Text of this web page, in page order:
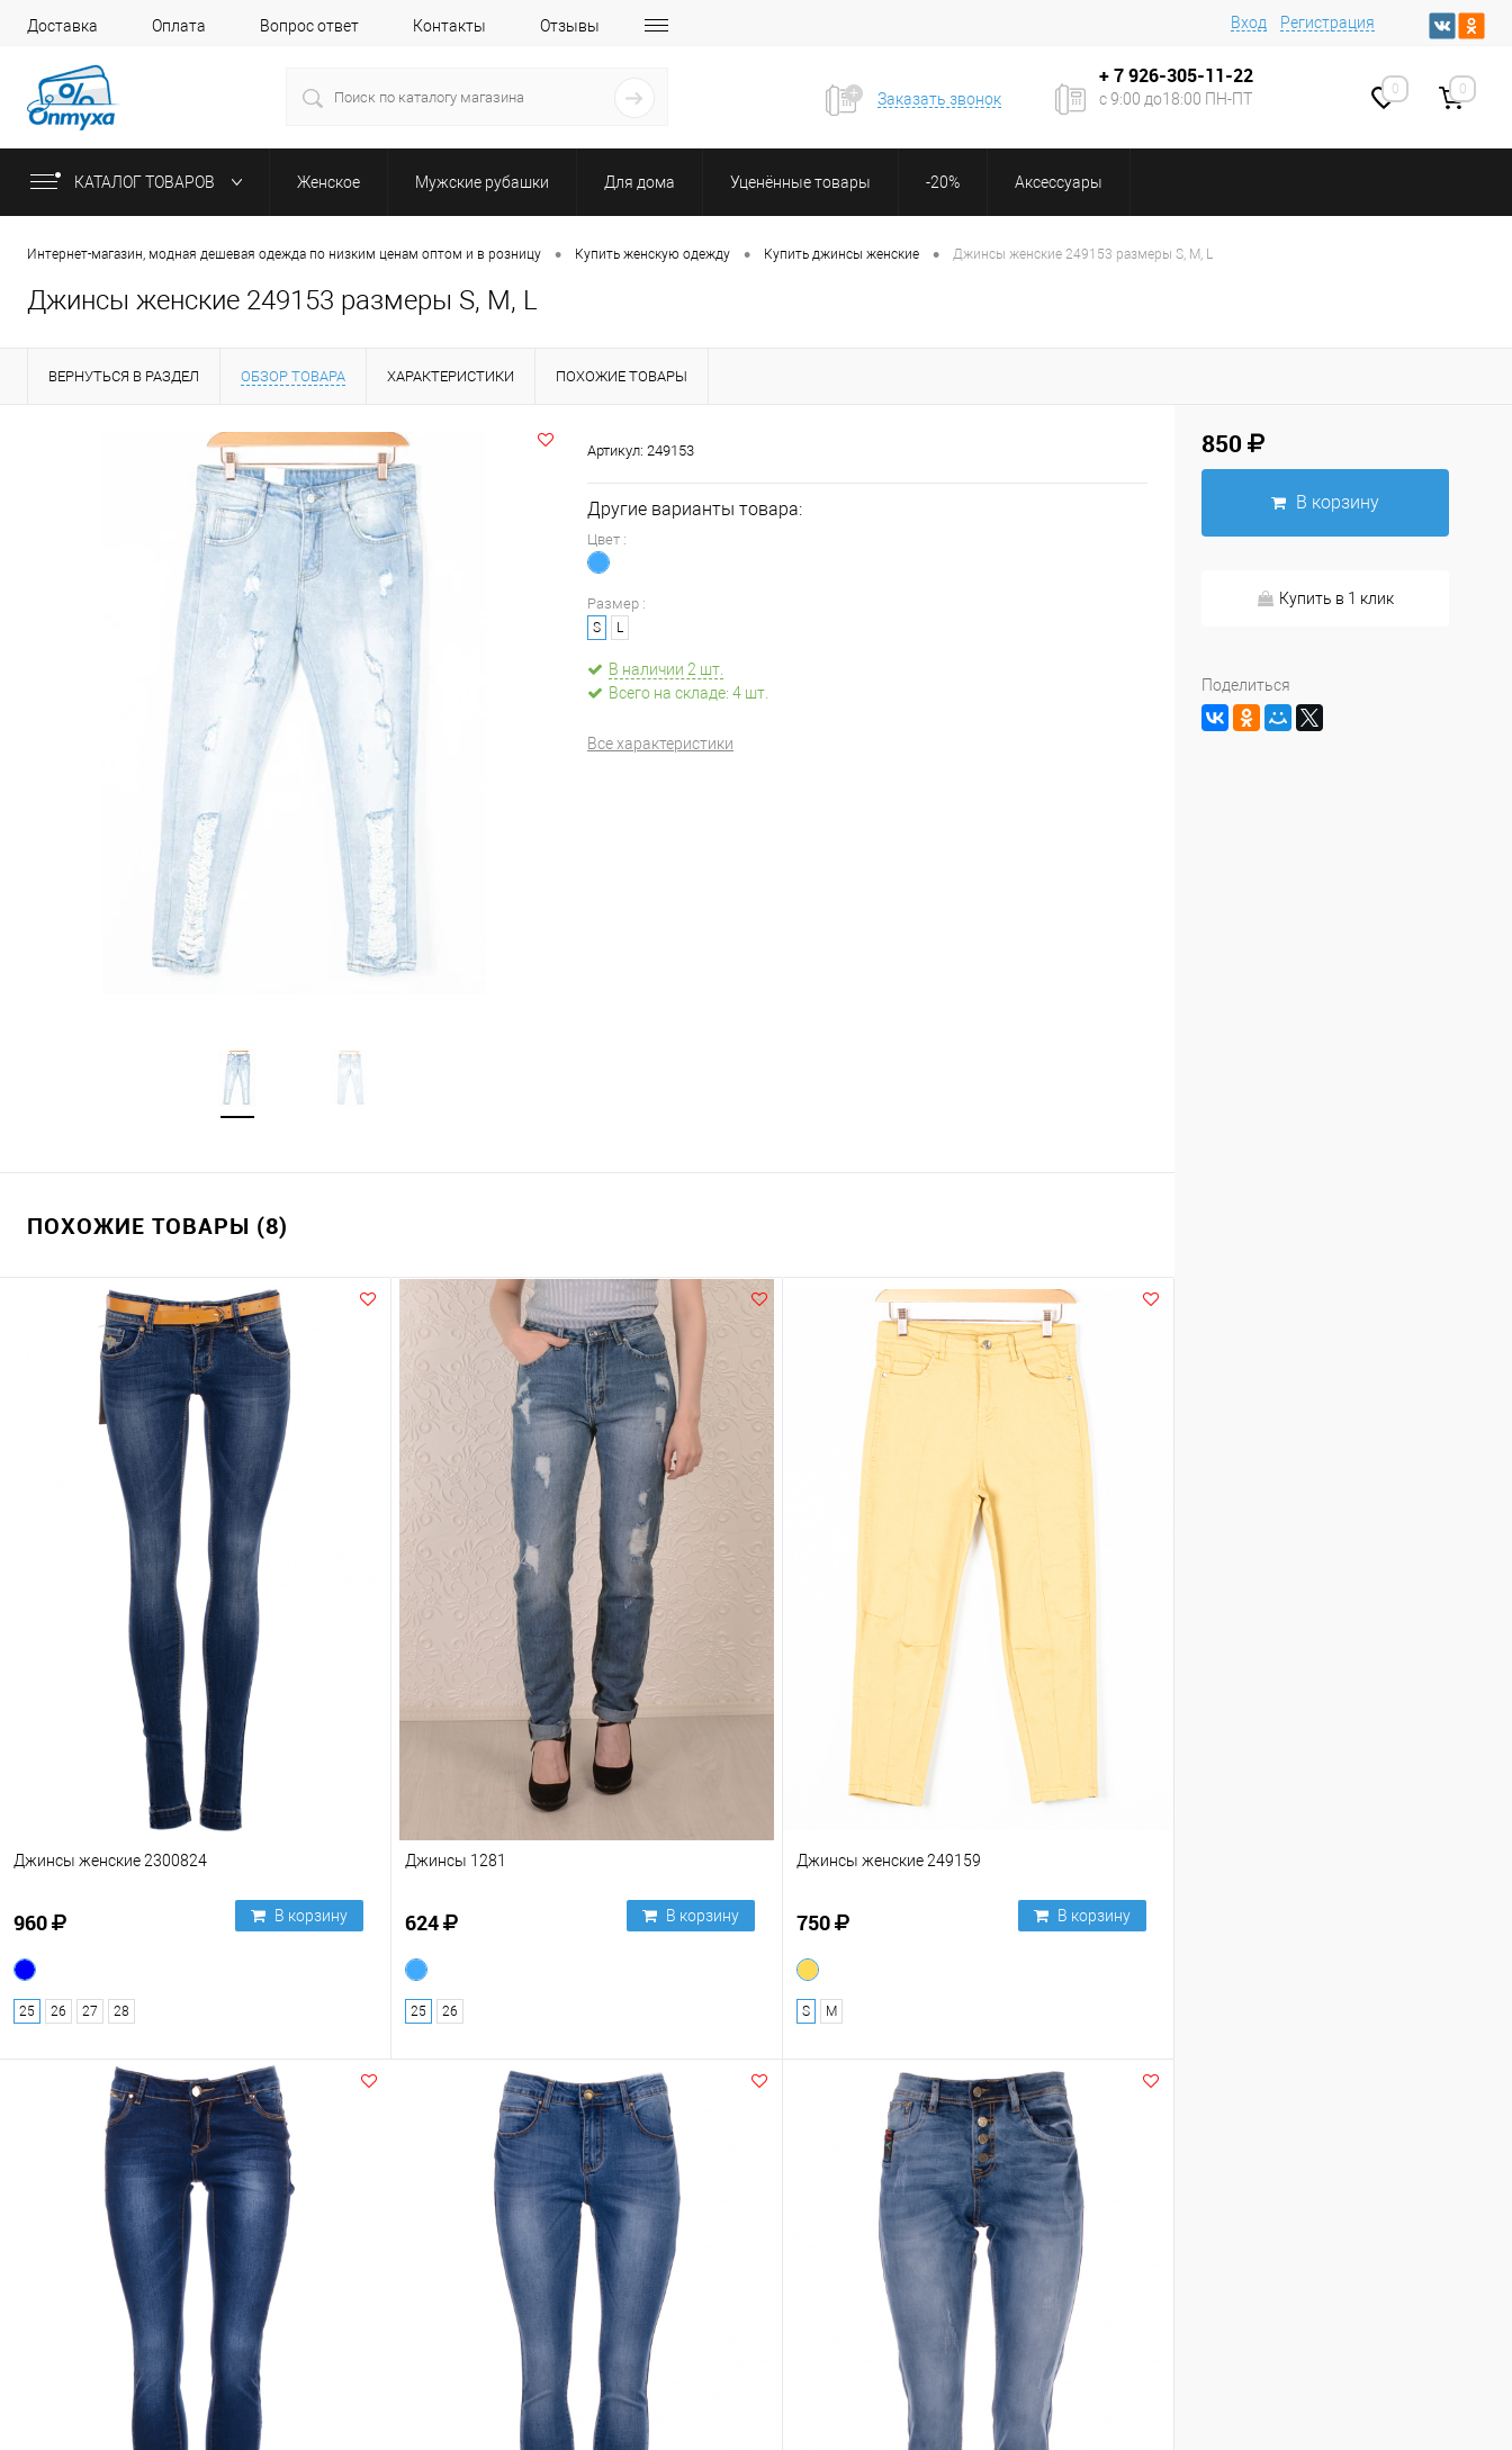
Доставка Оплата Вопрос ответ Контакты Отзывы Вход Регистрация
Заказать звонок
+ 7926-305-11-22
с 9:00 до18:00 ПН-ПТ
0 0
КАТАЛОГ ТОВАРОВ Женское Мужские рубашки Для дома Уценённые товары -20% Аксессуары
Интернет-магазин, модная дешевая одежда по низким ценам оптом и в розницу • Купить женскую одежду • Купить джинсы женские • Джинсы женские 249153 размеры S, M, L
Джинсы женские 249153 размеры S, M, L
ВЕРНУТЬСЯ В РАЗДЕЛ ОБЗОР ТОВАРА ХАРАКТЕРИСТИКИ ПОХОЖИЕ ТОВАРЫ
Артикул: 249153
Другие варианты товара:
Цвет :
Размер :
S L
В наличии 2 шт.
Всего на складе: 4 шт.
Все характеристики
ПОХОЖИЕ ТОВАРЫ (8)
Джинсы женские 2300824
960 В корзину
25 26 27 28
Джинсы 1281
624 В корзину
25 26
Джинсы женские 249159
750 В корзину
S M
850
В корзину
Купить в 1 клик
Поделиться